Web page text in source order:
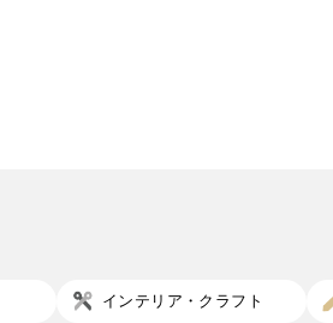
インテリア・クラフト